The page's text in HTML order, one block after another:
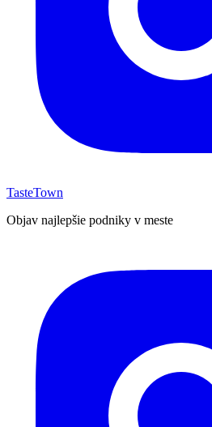
TasteTown
Objav najlepšie podniky v meste